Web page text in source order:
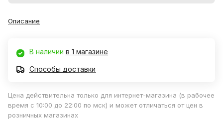
Описание
В наличии в 1 магазине
Способы доставки
Цена действительна только для интернет-магазина (в рабочее
время с 10:00 до 22:00 по мск) и может отличаться от цен в
розничных магазинах